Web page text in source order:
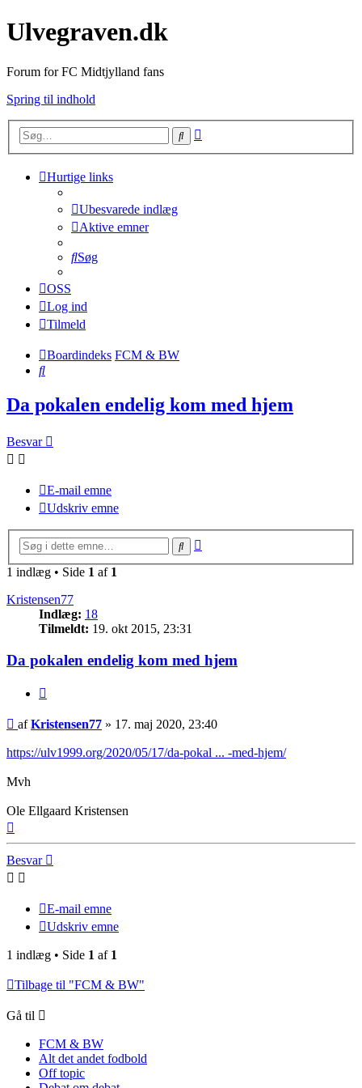
Ulvegraven.dk
Forum for FC Midtjylland fans
Spring til indhold
Søg
Hurtige links
Ubesvarede indlæg
Aktive emner
Søg
OSS
Log ind
Tilmeld
Boardindeks FCM & BW
Søg
Da pokalen endelig kom med hjem
Besvar
E-mail emne
Udskriv emne
Søg
1 indlæg • Side 1 af 1
Kristensen77
Indlæg: 18
Tilmeldt: 19. okt 2015, 23:31
Da pokalen endelig kom med hjem
Indlæg
afKristensen77 » 17. maj 2020, 23:40
https://ulv1999.org/2020/05/17/da-pokal ... -med-hjem/
Mvh
Ole Ellgaard Kristensen
Besvar
E-mail emne
Udskriv emne
1 indlæg • Side 1 af 1
Tilbage til "FCM & BW"
Gå til
FCM & BW
Alt det andet fodbold
Off topic